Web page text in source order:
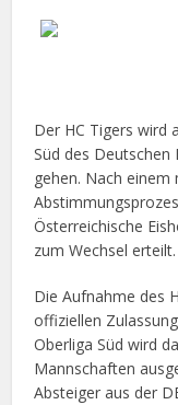
Der HC Tigers wird
Süd des Deutschen
gehen. Nach
Österreichische
zum Wechsel erteilt.
Die Aufnahme des
offiziellen
Oberliga Süd wird
Mannschaften
Absteiger aus der